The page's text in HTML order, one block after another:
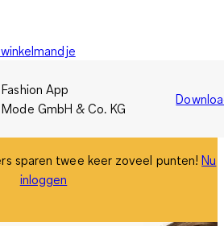
App
GmbH & Co. KG
sparen twee keer zoveel punten!Nu
inloggen